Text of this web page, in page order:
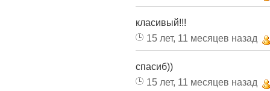
класивый!!!
15 лет, 11 месяцев назад
спасиб))
15 лет, 11 месяцев назад